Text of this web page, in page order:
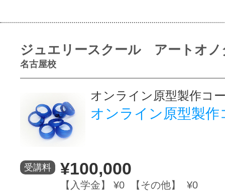
ジュエリースクール アートオノ
名古屋校
オンライン原型製作コ
オンライン原型製作
受講料 ¥100,000
【入学金】 ¥0 【その他】 ¥0